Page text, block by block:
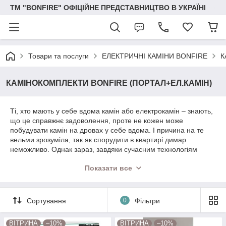
ТМ "BONFIRE" ОФІЦІЙНЕ ПРЕДСТАВНИЦТВО В УКРАЇНІ
Товари та послуги ЕЛЕКТРИЧНІ КАМІНИ BONFIRE
КАМІНОКОМПЛЕКТИ BONFIRE (ПОРТАЛ+ЕЛ.КАМІН)
Ті, хто мають у себе вдома камін або електрокамін – знають,
що це справжнє задоволення, проте не кожен може
побудувати камін на дровах у себе вдома. І причина на те
вельми зрозуміла, так як спорудити в квартирі димар
неможливо. Однак зараз, завдяки сучасним технологіям
відчуття. До того ж завдяки сучасним технологіям, імітація
реалістично, так що насолоду і задоволення від вечори біля
каміна Ви отримаєте в будь-якому випадку. Ви можете купити
електричний камін зі звуковим супроводом. А також можна
настроювати колір полум'я його величину.
Показати все
Сортування 0 Фільтри
ВІТРИНА –10% ВІТРИНА –10%